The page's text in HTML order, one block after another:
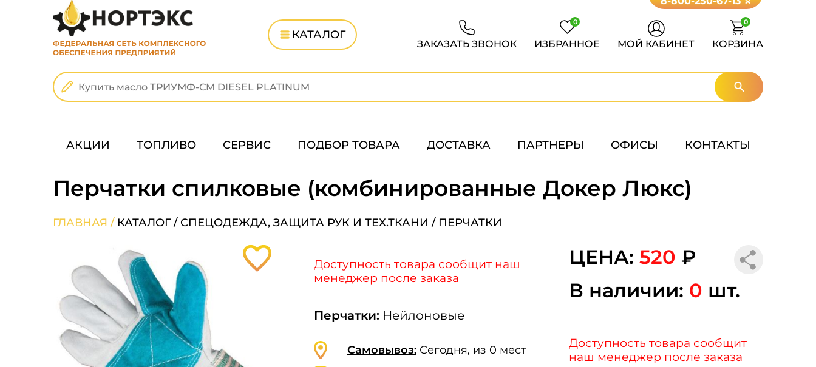
КАТАЛОГ
ЗАКАЗАТЬ ЗВОНОК ИЗБРАННОЕ
0
МОЙ КАБИНЕТ КОРЗИНА
0
АКЦИИ ТОПЛИВО СЕРВИС ПОДБОР ТОВАРА ДОСТАВКА ПАРТНЕРЫ ОФИСЫ КОНТАКТЫ
Перчатки спилковые (комбинированные Докер Люкс)
ГЛАВНАЯ / КАТАЛОГ/ СПЕЦОДЕЖДА, ЗАЩИТА РУК И ТЕХ.ТКАНИ / ПЕРЧАТКИ
Доступность товара сообщит наш
менеджер после заказа
Перчатки: Нейлоновые
Самовывоз:Сегодня, из 0 мест
ЦЕНА: 520 ₽
В наличии: 0 шт.
Доступность товара сообщит
наш менеджер после заказа